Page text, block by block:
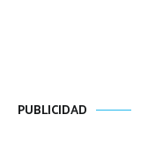
PUBLICIDAD